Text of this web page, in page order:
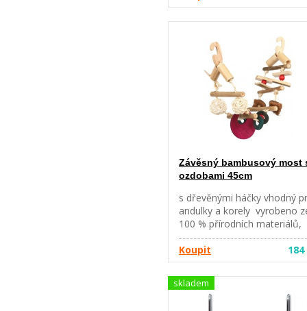
Závěsný bambusový most
ozdobami 45cm
s dřevěnými háčky vhodný
andulky a korely vyrobeno
100 % přírodních materiálů,
bez barev materiál: bambus,
kokos, ratan, dřevo, sisal
rozměry: 45 cm
Koupit 184
skladem